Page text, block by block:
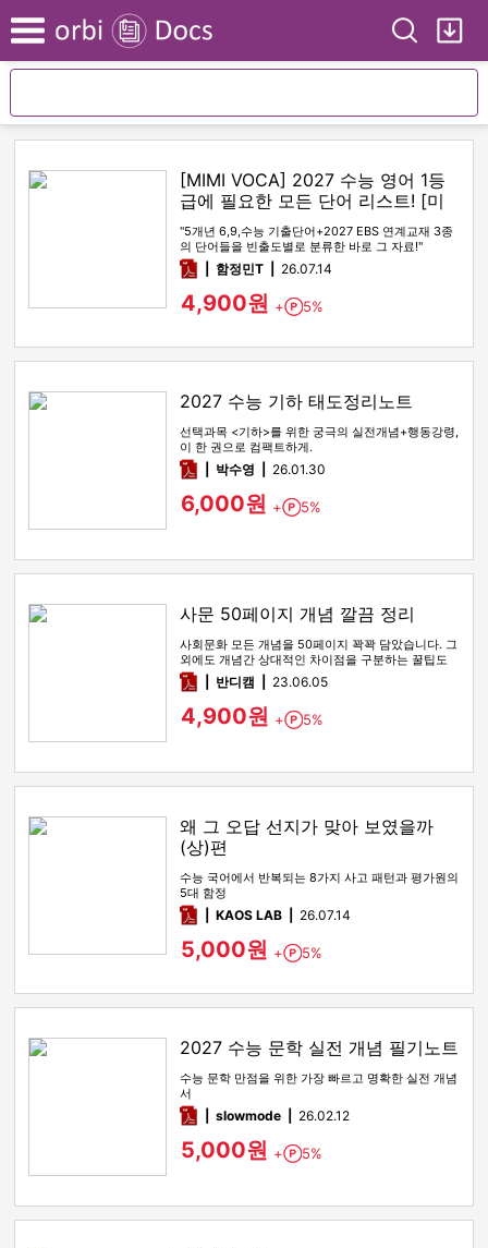
Menu Search
[MIMI VOCA] 2027 수능 영어 1등
급에 필요한 모든 단어 리스트! [미
미보카]
"5개년 6,9,수능 기출단어+2027 EBS 연계교재 3종
의 단어들을 빈출도별로 분류한 바로 그 자료!"
pdf함정민T 26.07.14
4,900원 + Point
5%
2027 수능 기하 태도정리노트
선택과목 <기하>를 위한 궁극의 실전개념+행동강령,
이 한 권으로 컴팩트하게.
pdf박수영 26.01.30
6,000원 + Point
5%
사문 50페이지 개념 깔끔 정리
사회문화 모든 개념을 50페이지 꽉꽉 담았습니다. 그
외에도 개념간 상대적인 차이점을 구분하는 꿀팁도
함께 있습니다
pdf반디캠 23.06.05
4,900원 + Point
5%
왜 그 오답 선지가 맞아 보였을까
(상)편
수능 국어에서 반복되는 8가지 사고 패턴과 평가원의
5대 함정
pdfKAOS LAB 26.07.14
5,000원 + Point
5%
2027 수능 문학 실전 개념 필기노트
수능 문학 만점을 위한 가장 빠르고 명확한 실전 개념
서
pdfslowmode 26.02.12
5,000원 + Point
5%